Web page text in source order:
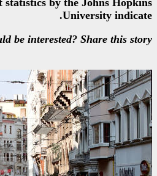
slowed down, the latest
Think your friends would be